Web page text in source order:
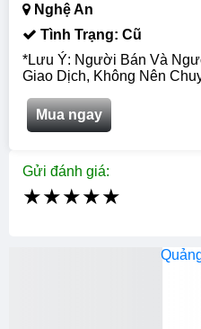
Nghệ An
Tình Trạng: Cũ
*Lưu Ý: Người Bán Và
Giao Dịch, Không Nên
Mua ngay
Gửi đánh giá:
★★★★★